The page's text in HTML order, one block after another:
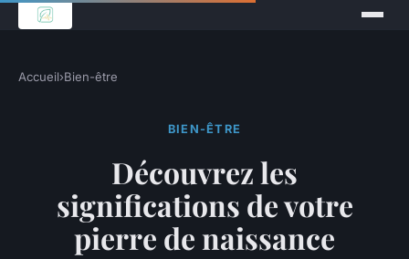
Accueil›Bien-être
BIEN-ÊTRE
Découvrez les
significations de votre
pierre de naissance